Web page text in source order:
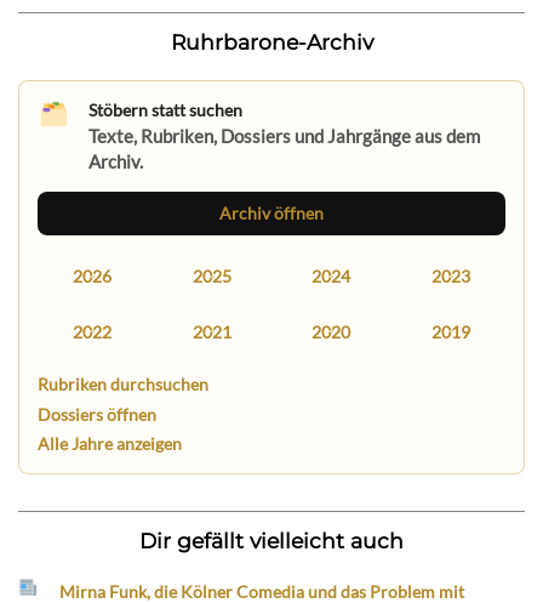
Ruhrbarone-Archiv
Stöbern statt suchen
Texte, Rubriken, Dossiers und Jahrgänge aus dem
Archiv.
Archiv öffnen
2026 2025 2024 2023
2022 2021 2020 2019
Rubriken durchsuchen
Dossiers öffnen
Alle Jahre anzeigen
Dir gefällt vielleicht auch
Mirna Funk, die Kölner Comedia und das Problem mit